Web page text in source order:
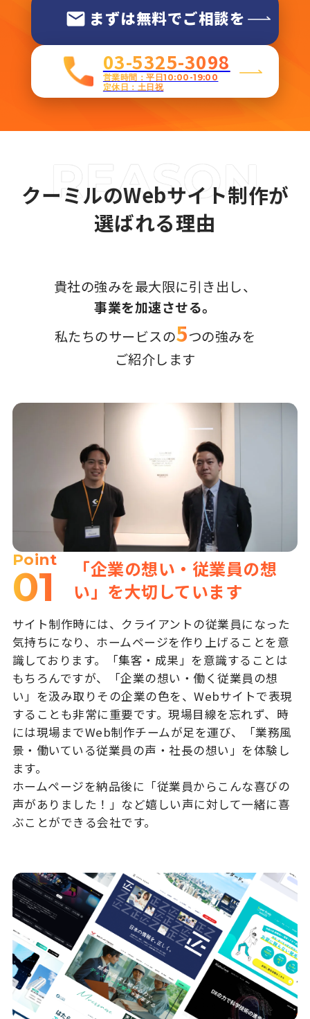
まずは無料でご相談を
03-5325-3098
営業時間：平日10:00-19:00
定休日：土日祝
クーミルのWebサイト制作が
選ばれる理由
貴社の強みを最大限に引き出し、
事業を加速させる。
私たちのサービスの5つの強みを
ご紹介します
Point
01
「企業の想い・従業員の想
い」を大切しています
サイト制作時には、クライアントの従業員になった
気持ちになり、ホームページを作り上げることを意
識しております。「集客・成果」を意識することは
もちろんですが、「企業の想い・働く従業員の想
い」を汲み取りその企業の色を、Webサイトで表現
することも非常に重要です。現場目線を忘れず、時
には現場までWeb制作チームが足を運び、「業務風
景・働いている従業員の声・社長の想い」を体験し
ます。
ホームページを納品後に「従業員からこんな喜びの
声がありました！」など嬉しい声に対して一緒に喜
ぶことができる会社です。